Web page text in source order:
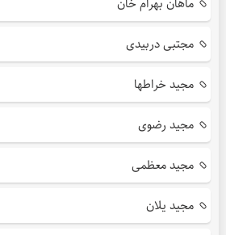
مجتبی دربیدی
مجید خراطها
مجید رضوی
مجید معظمی
مجید یلان